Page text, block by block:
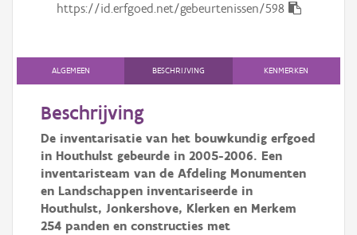
Gebeurtenis
Downloads
Hergebruik
Aanmelden
https://id.erfgoed.net/gebeurtenissen/598
ALGEMEEN BESCHRIJVING KENMERKEN
Beschrijving
De inventarisatie van het bouwkundig erfgoed
in Houthulst gebeurde in 2005-2006. Een
inventaristeam van de Afdeling Monumenten
en Landschappen inventariseerde in
Houthulst, Jonkershove, Klerken en Merkem
254 panden en constructies met